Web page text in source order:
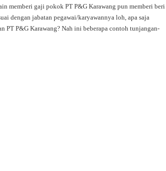
memberi gaji pokok PT P&G Karawang pun memberi beri
dengan jabatan pegawai/karyawannya loh, apa saja
PT P&G Karawang? Nah ini beberapa contoh tunjangan-